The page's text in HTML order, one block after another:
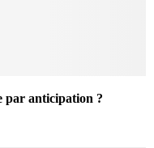
par anticipation ?